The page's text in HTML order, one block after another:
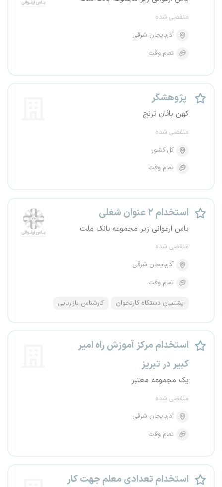
منقضی شده
آذربایجان شرقی
تمام وقت
پژوهشگر
کهن بافان ترنج
منقضی شده
کل کشور
تمام وقت
استخدام ۲ عنوان شغلی
یاس ارغوانی زیر مجموعه بانک ملت
منقضی شده
آذربایجان شرقی
تمام وقت
پشتیبان دستگاه کارتخوان کارشناس بازاریابی
استخدام مرکز آموزش راه امیر
کبیر در تبریز
یک مجموعه معتبر
منقضی شده
آذربایجان شرقی
تمام وقت
استخدام تعدادی معلم جهت کار